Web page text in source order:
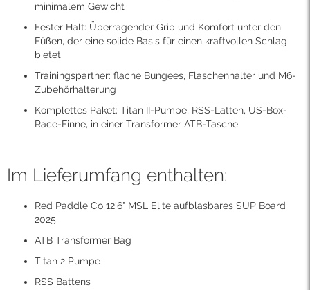
minimalem Gewicht
Fester Halt: Überragender Grip und Komfort unter den
Füßen, der eine solide Basis für einen kraftvollen Schlag
bietet
Trainingspartner: flache Bungees, Flaschenhalter und M6-
Zubehörhalterung
Komplettes Paket: Titan II-Pumpe, RSS-Latten, US-Box-
Race-Finne, in einer Transformer ATB-Tasche
Im Lieferumfang enthalten:
Red Paddle Co 12'6" MSL Elite aufblasbares SUP Board
2025
ATB Transformer Bag
Titan 2 Pumpe
RSS Battens